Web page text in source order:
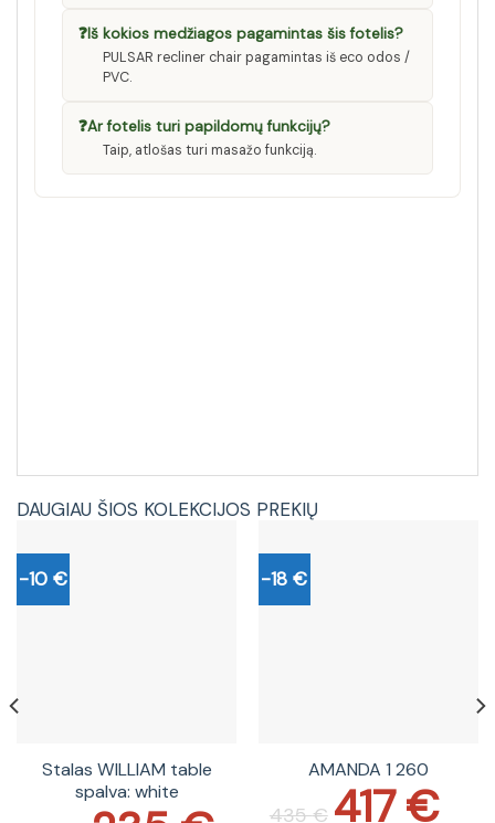
❓Iš kokios medžiagos pagamintas šis fotelis?
PULSAR recliner chair pagamintas iš eco odos /
PVC.
❓Ar fotelis turi papildomų funkcijų?
Taip, atlošas turi masažo funkciją.
DAUGIAU ŠIOS KOLEKCIJOS PREKIŲ
-10 €
Stalas WILLIAM table
spalva: white
-18 €
AMANDA 1 260
435€
price 417€
price